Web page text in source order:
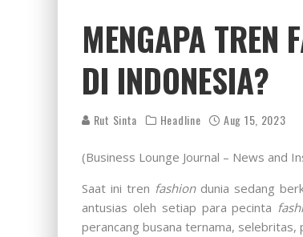
MENGAPA TREN
DI INDONESIA?
Rut Sinta Headline Aug 15, 2023
(Business Lounge Journal – News and
Saat ini tren fashiondunia sedang
antusias oleh setiap para pecinta
perancang busana ternama, selebritas,